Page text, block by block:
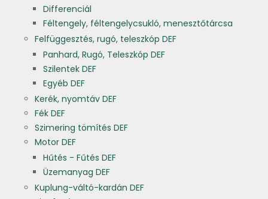
Differenciál
Féltengely, féltengelycsukló, menesztőtárcsa
Felfüggesztés, rugó, teleszkóp DEF
Panhard, Rugó, Teleszkóp DEF
Szilentek DEF
Egyéb DEF
Kerék, nyomtáv DEF
Fék DEF
Szimering tömítés DEF
Motor DEF
Hűtés - Fűtés DEF
Üzemanyag DEF
Kuplung-váltó-kardán DEF